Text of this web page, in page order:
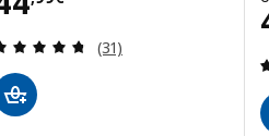
Revizija: 4.7 od 5
(31)